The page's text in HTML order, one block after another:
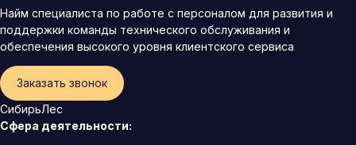
Найм специалиста по работе с персоналом для развития и
поддержки команды технического обслуживания и
обеспечения высокого уровня клиентского сервиса
Заказать звонок
СибирьЛес
Сфера деятельности: